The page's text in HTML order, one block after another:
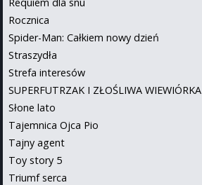
Rocznica
Spider-Man: Całkiem nowy dzień
Straszydła
Strefa interesów
SUPERFUTRZAK I ZŁOŚLIWA WIEWIÓRKA
Słone lato
Tajemnica Ojca Pio
Tajny agent
Toy story 5
Triumf serca